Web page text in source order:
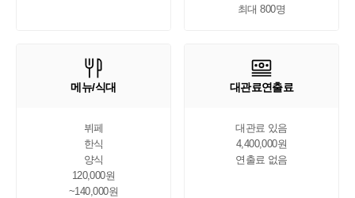
최대 800명
메뉴/식대
뷔페
한식
양식
120,000원
~140,000원
대관료연출료
대관료 있음
4,400,000원
연출료 없음